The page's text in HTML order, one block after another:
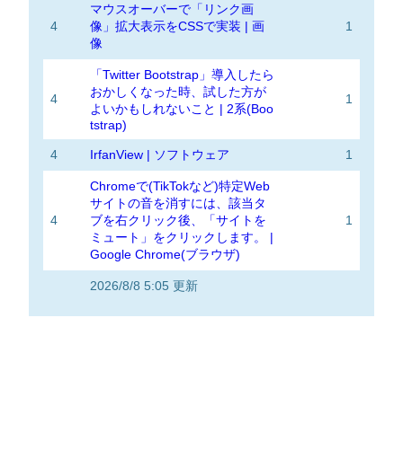
4
マウスオーバーで「リンク画
像」拡大表示をCSSで実装 | 画
像
1
4
「Twitter Bootstrap」導入したら
おかしくなった時、試した方が
よいかもしれないこと | 2系(Boo
tstrap)
1
4 IrfanView | ソフトウェア 1
4
Chromeで(TikTokなど)特定Web
サイトの音を消すには、該当タ
ブを右クリック後、「サイトを
ミュート」をクリックします。 |
Google Chrome(ブラウザ)
1
2026/8/8 5:05 更新